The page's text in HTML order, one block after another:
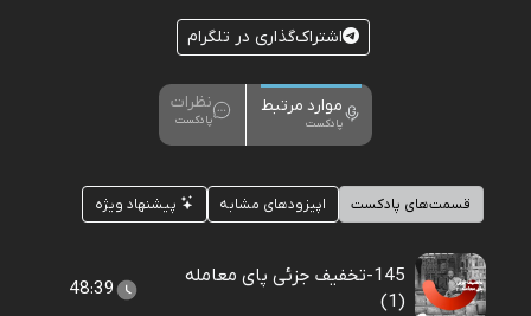
اشتراک‌گذاری در تلگرام
موارد مرتبط
پادکست
نظرات
پادکست
قسمت‌های پادکست اپیزودهای مشابه پیشنهاد ویژه
145-تخفیف جزئی پای معامله
(1)
48:39